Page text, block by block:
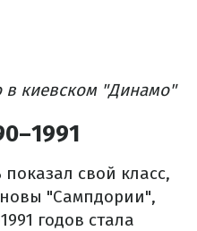
в киевском "Динамо"
свой класс,
"Сампдории",
годов стала